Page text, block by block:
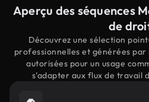
Aperçu des séquences
de
Découvrez une sélection
professionnelles et générées
autorisées pour un usage
s'adapter aux flux de travail